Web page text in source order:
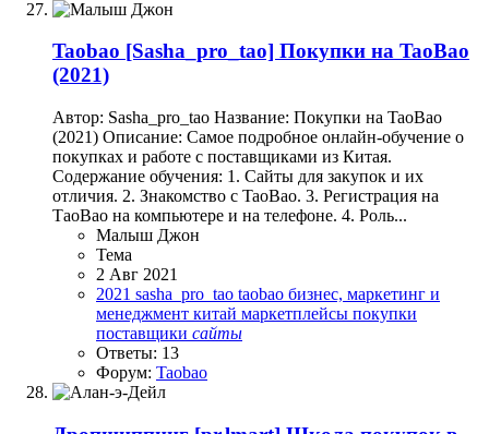
Taobao [Sasha_pro_tao] Покупки на TaoBao
(2021)
Автор: Sasha_pro_tao Название: Покупки на TaoBao
(2021) Описание: Самое подробное онлайн-обучение о
покупках и работе с поставщиками из Китая.
Содержание обучения: 1. Сайты для закупок и их
отличия. 2. Знакомство с TaoBao. 3. Регистрация на
ТаоВао на компьютере и на телефоне. 4. Роль...
Малыш Джон
Тема
2 Авг 2021
2021 sasha_pro_tao taobao бизнес, маркетинг и
менеджмент китай маркетплейсы покупки
поставщики сайты
Ответы: 13
Форум: Taobao